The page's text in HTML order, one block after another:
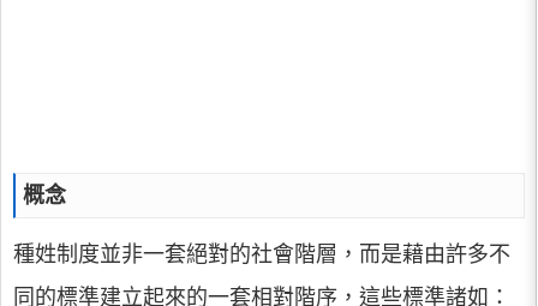
概念
種姓制度並非一套絕對的社會階層，而是藉由許多不
同的標準建立起來的一套相對階序，這些標準諸如：